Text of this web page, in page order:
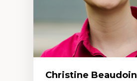
Christine Beaudoin